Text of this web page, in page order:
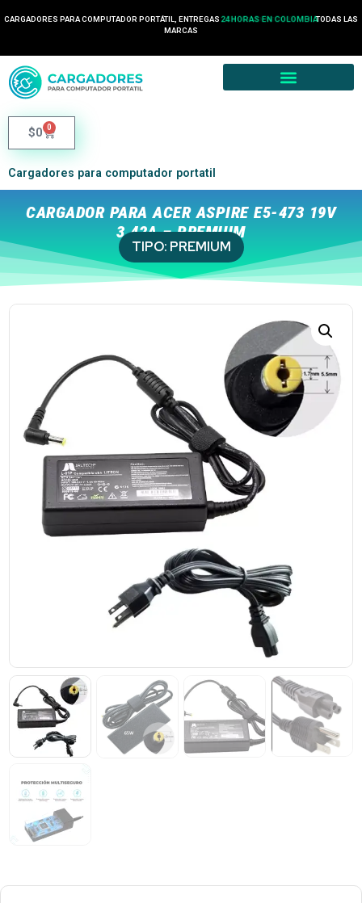
CARGADORES PARA COMPUTADOR PORTÁTIL, ENTREGAS 24 HORAS EN COLOMBIATODAS LAS
MARCAS
$0 0
Cargadores para computador portatil
CARGADOR PARA ACER ASPIRE E5-473 19V
3.42A – PREMIUM
TIPO: PREMIUM